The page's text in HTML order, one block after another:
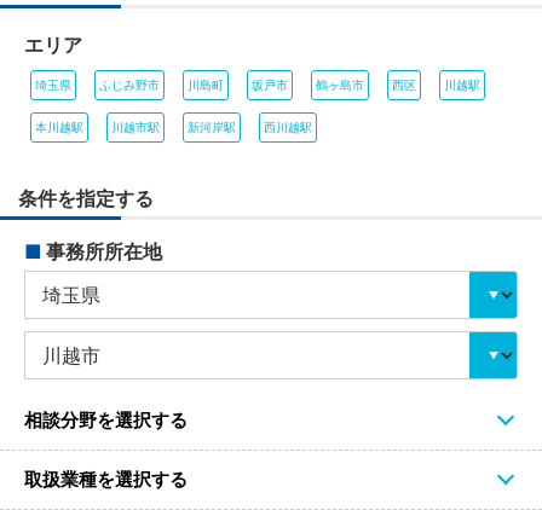
エリア
埼玉県 ふじみ野市 川島町 坂戸市 鶴ヶ島市 西区 川越駅
本川越駅 川越市駅 新河岸駅 西川越駅
条件を指定する
■ 事務所所在地
相談分野を選択する
取扱業種を選択する